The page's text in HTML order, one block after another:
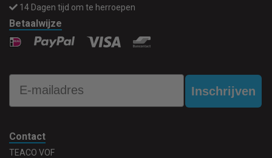
14 Dagen tijd om te herroepen
Betaalwijze
Email
Inschrijven
Contact
TEACO VOF